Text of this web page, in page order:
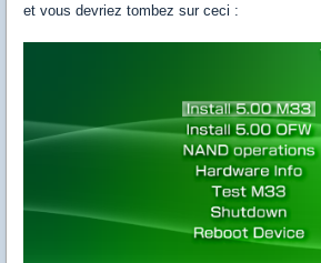
et vous devriez tombez sur ceci :